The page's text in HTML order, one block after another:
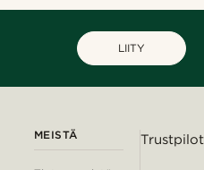
LIITY
MEISTÄ Trustpilot